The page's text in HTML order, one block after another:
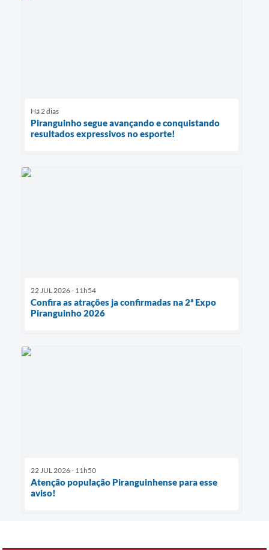
Há 2 dias
Piranguinho segue avançando e conquistando
resultados expressivos no esporte!
22 JUL 2026 - 11h54
Confira as atrações ja confirmadas na 2ª Expo
Piranguinho 2026
22 JUL 2026 - 11h50
Atenção população Piranguinhense para esse
aviso!